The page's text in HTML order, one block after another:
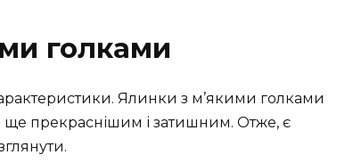
голками
Ялинки з м’якими голками
ще прекраснішим і затишним. Отже, є